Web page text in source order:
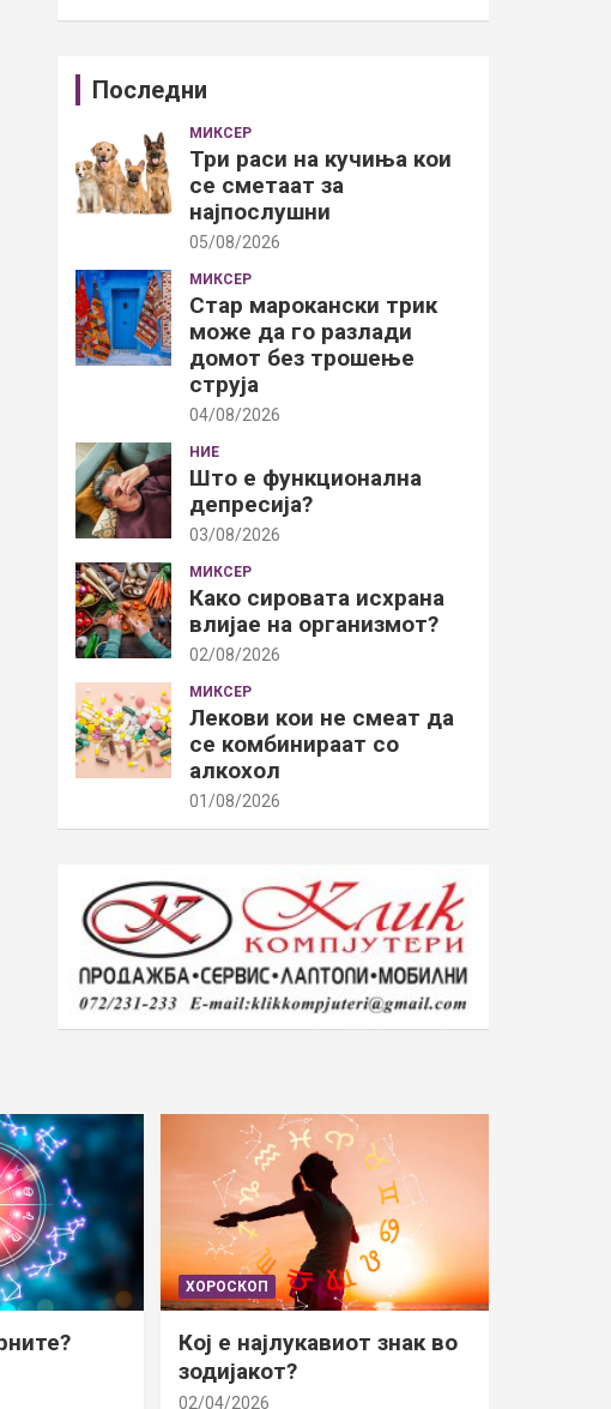
Последни
МИКСЕР
Три раси на кучиња кои
се сметаат за
најпослушни
05/08/2026
МИКСЕР
Стар марокански трик
може да го разлади
домот без трошење
струја
04/08/2026
НИЕ
Што е функционална
депресија?
03/08/2026
МИКСЕР
Како сировата исхрана
влијае на организмот?
02/08/2026
МИКСЕР
Лекови кои не смеат да
се комбинираат со
алкохол
01/08/2026
ХОРОСКОП
Кој е најлукавиот знак во
зодијакот?
02/04/2026